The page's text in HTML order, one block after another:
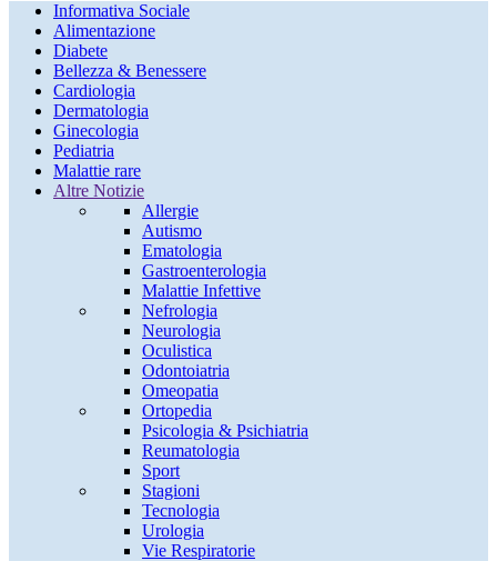
Informativa Sociale
Alimentazione
Diabete
Bellezza & Benessere
Cardiologia
Dermatologia
Ginecologia
Pediatria
Malattie rare
Altre Notizie
Allergie
Autismo
Ematologia
Gastroenterologia
Malattie Infettive
Nefrologia
Neurologia
Oculistica
Odontoiatria
Omeopatia
Ortopedia
Psicologia & Psichiatria
Reumatologia
Sport
Stagioni
Tecnologia
Urologia
Vie Respiratorie